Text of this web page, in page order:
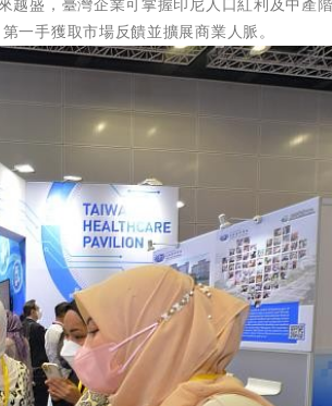
越盛，臺灣企業可掌握印尼人口紅利及中產
一手獲取市場反饋並擴展商業人脈。